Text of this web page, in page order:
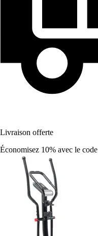
Livraison offerte
Économisez 10% avec le code